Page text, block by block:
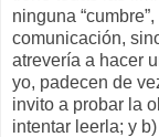
ninguna
comunicación,
atrevería a hacer
yo, padecen de
invito a probar la
intentar leerla; y